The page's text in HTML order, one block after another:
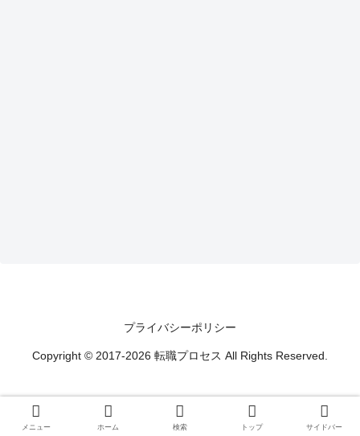
プライバシーポリシー
Copyright © 2017-2026 転職プロセス All Rights Reserved.
メニュー ホーム 検索 トップ サイドバー